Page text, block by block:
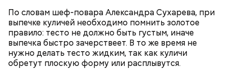
По словам шеф-повара Александра Сухарева, при
выпечке куличей необходимо помнить золотое
правило: тесто не должно быть густым, иначе
выпечка быстро зачерствеет. В то же время не
нужно делать тесто жидким, так как куличи
обретут плоскую форму или расплывутся.